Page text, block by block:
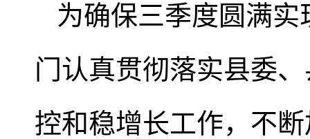
为确保三季度圆满
门认真贯彻落实县委
控和稳增长工作，不